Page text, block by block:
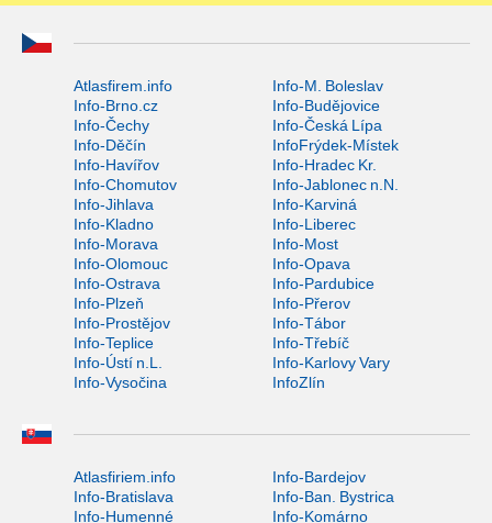
Atlasfirem.info
Info-M. Boleslav
Info-Brno.cz
Info-Budějovice
Info-Čechy
Info-Česká Lípa
Info-Děčín
InfoFrýdek-Místek
Info-Havířov
Info-Hradec Kr.
Info-Chomutov
Info-Jablonec n.N.
Info-Jihlava
Info-Karviná
Info-Kladno
Info-Liberec
Info-Morava
Info-Most
Info-Olomouc
Info-Opava
Info-Ostrava
Info-Pardubice
Info-Plzeň
Info-Přerov
Info-Prostějov
Info-Tábor
Info-Teplice
Info-Třebíč
Info-Ústí n.L.
Info-Karlovy Vary
Info-Vysočina
InfoZlín
Atlasfiriem.info
Info-Bardejov
Info-Bratislava
Info-Ban. Bystrica
Info-Humenné
Info-Komárno